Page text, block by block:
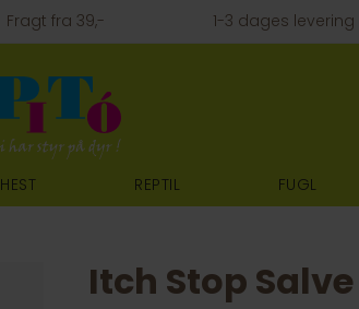
Fragt fra 39,- 1-3 dages levering
HEST REPTIL FUGL
Itch Stop